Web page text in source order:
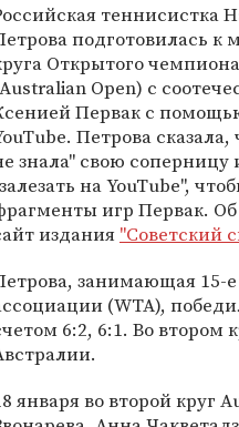
теннисистка
подготовилась к
Открытого
Open) с
Первак с
Петрова
знала" свою
на YouTube",
игр Первак.
издания "Советский
занимающая 15-
(WTA),
6:2, 6:1. Во втором
января во второй круг